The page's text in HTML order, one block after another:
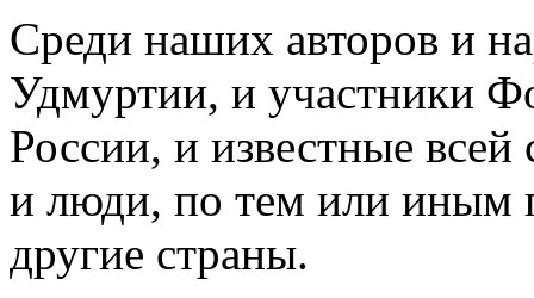
Среди наших авторов и
Удмуртии, и участники
России, и известные
и люди, по тем или иным
другие страны.